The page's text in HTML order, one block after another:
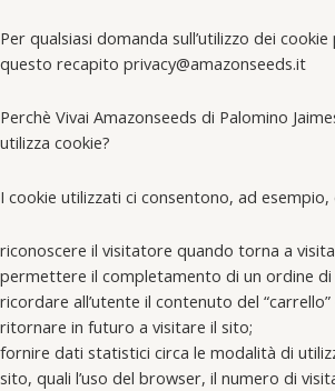
Per qualsiasi domanda sull’utilizzo dei
questo recapito privacy@amazonseeds.it
Perchè Vivai Amazonseeds di Palomino
utilizza cookie?
I cookie utilizzati ci consentono, ad esempio,
riconoscere il visitatore quando torna a
permettere il completamento di un ordine di
ricordare all’utente il contenuto del
ritornare in futuro a visitare il sito;
fornire dati statistici circa le modalità di
sito, quali l’uso del browser, il numero di